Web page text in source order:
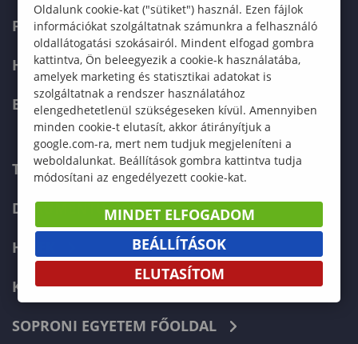
FELVÉTELIZŐKNEK
HALLGATÓKNAK
ERASMUS+
TELEFONKÖNYV
DOKUMENTUMOK
HÍREK
KAPCSOLAT
SOPRONI EGYETEM FŐOLDAL
Oldalunk cookie-kat ("sütiket") használ. Ezen fájlok
információkat szolgáltatnak számunkra a felhasználó
oldallátogatási szokásairól. Mindent elfogad gombra
kattintva, Ön beleegyezik a cookie-k használatába,
amelyek marketing és statisztikai adatokat is
szolgáltatnak a rendszer használatához
elengedhetetlenül szükségeseken kívül. Amennyiben
minden cookie-t elutasít, akkor átirányítjuk a
google.com-ra, mert nem tudjuk megjeleníteni a
weboldalunkat. Beállítások gombra kattintva tudja
módosítani az engedélyezett cookie-kat.
MINDET ELFOGADOM
BEÁLLÍTÁSOK
ELUTASÍTOM